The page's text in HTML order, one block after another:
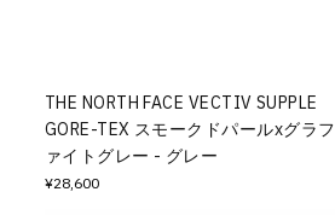
THE NORTH FACE VECTIV SUPPLE
GORE-TEX スモークドパールxグラフ
ァイトグレー - グレー
¥28,600